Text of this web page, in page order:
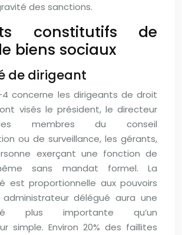
des sanctions.
constitutifs de
biens sociaux
de dirigeant
4 concerne les dirigeants de droit
visés le président, le directeur
membres du conseil
ou de surveillance, les gérants,
exerçant une fonction de
sans mandat formel. La
est proportionnelle aux pouvoirs
délégué aura une
plus importante qu’un
simple. Environ 20% des faillites